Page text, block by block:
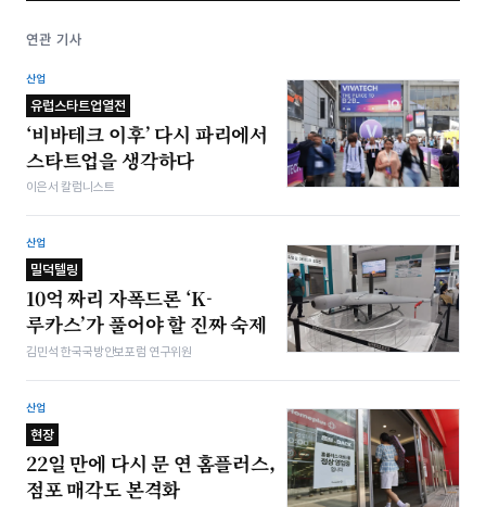
연관 기사
산업
유럽스타트업열전
‘비바테크 이후’ 다시 파리에서
스타트업을 생각하다
이은서 칼럼니스트
산업
밀덕텔링
10억 짜리 자폭드론 ‘K-
루카스’가 풀어야 할 진짜 숙제
김민석 한국국방안보포럼 연구위원
산업
현장
22일 만에 다시 문 연 홈플러스,
점포 매각도 본격화